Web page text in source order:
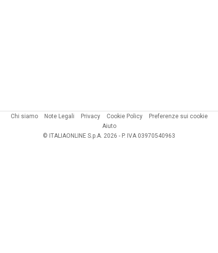
Chi siamo Note Legali Privacy Cookie Policy
Preferenze sui cookie
Aiuto
© ITALIAONLINE S.p.A. 2026 - P. IVA 03970540963